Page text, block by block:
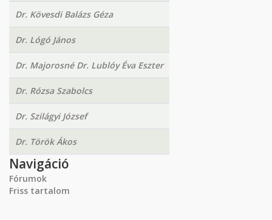
Dr. Kövesdi Balázs Géza
Dr. Lógó János
Dr. Majorosné Dr. Lublóy Éva Eszter
Dr. Rózsa Szabolcs
Dr. Szilágyi József
Dr. Török Ákos
Navigáció
Fórumok
Friss tartalom